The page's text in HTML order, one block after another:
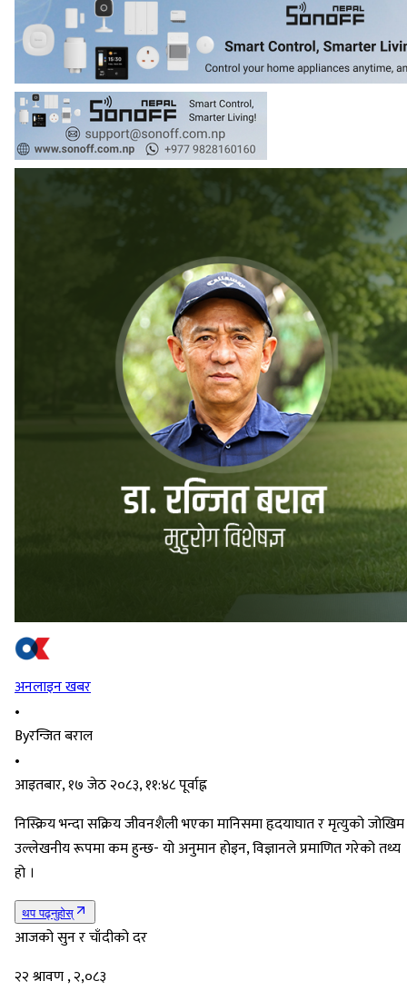
अनलाइन खबर
•
Byरन्जित बराल
•
आइतबार, १७ जेठ २०८३, ११:४८ पूर्वाह्न
निस्क्रिय भन्दा सक्रिय जीवनशैली भएका मानिसमा हृदयाघात र मृत्युको जोखिम
उल्लेखनीय रूपमा कम हुन्छ- यो अनुमान होइन, विज्ञानले प्रमाणित गरेको तथ्य
हो ।
थप पढ्नुहोस्
आजको सुन र चाँदीको दर
२२ श्रावण , २,०८३